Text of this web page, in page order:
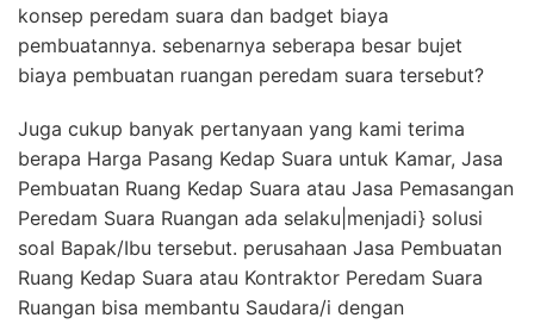
konsep peredam suara dan badget biaya
pembuatannya. sebenarnya seberapa besar bujet
biaya pembuatan ruangan peredam suara tersebut?
Juga cukup banyak pertanyaan yang kami terima
berapa Harga Pasang Kedap Suara untuk Kamar, Jasa
Pembuatan Ruang Kedap Suara atau Jasa Pemasangan
Peredam Suara Ruangan ada selaku|menjadi} solusi
soal Bapak/Ibu tersebut. perusahaan Jasa Pembuatan
Ruang Kedap Suara atau Kontraktor Peredam Suara
Ruangan bisa membantu Saudara/i dengan